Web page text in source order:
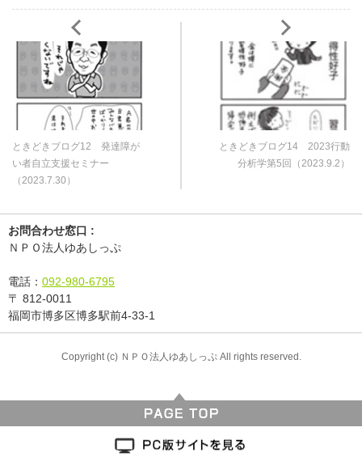
ときどきブログ12 発達障が
い者自立支援セミナー
（2023.7.30）
ときどきブログ14 2023行動
分析学第5回（2023.9.2）
お問合わせ窓口 :
ＮＰＯ法人ゆあしっぷ
電話： 092-980-6795
〒 812-0011
福岡市博多区博多駅前4-33-1
Copyright (c) ＮＰＯ法人ゆあしっぷ All rights reserved.